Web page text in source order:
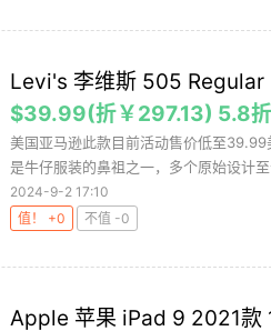
Levi's 李维斯 505 Regular
$39.99(折￥297.13) 5.8折
美国亚马逊此款目前活动售价低至
是牛仔服装的鼻祖之一，多个原始设计
2024-9-2 17:10
值！ +0
不值 -0
Apple 苹果 iPad 9 2021款